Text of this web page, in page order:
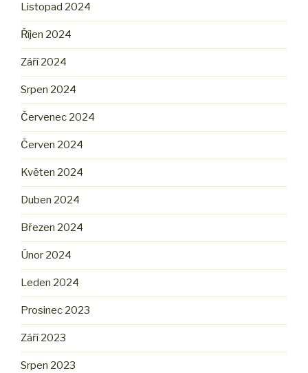
Listopad 2024
Říjen 2024
Září 2024
Srpen 2024
Červenec 2024
Červen 2024
Květen 2024
Duben 2024
Březen 2024
Únor 2024
Leden 2024
Prosinec 2023
Září 2023
Srpen 2023